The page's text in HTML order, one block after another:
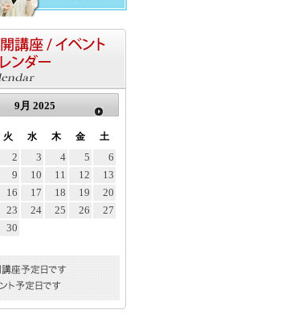
9月 2025
火 水 木 金 土
2 3 4 5
6
9 10 11 12
13
16 17 18 19
20
23 24 25 26
27
30